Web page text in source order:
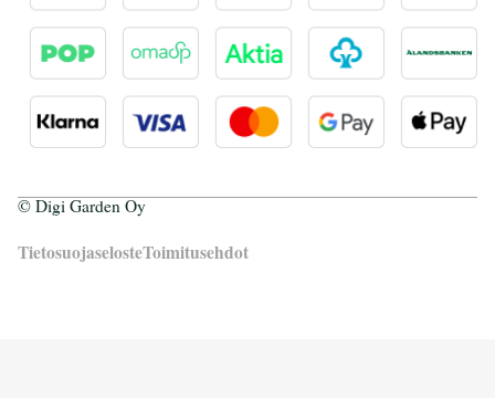
© Digi Garden Oy
TietosuojaselosteToimitusehdot